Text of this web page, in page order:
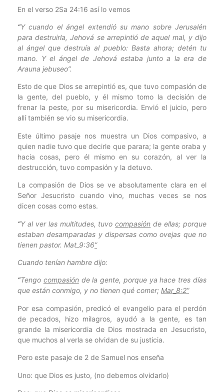
En el verso 2Sa 24:16 así lo vemos
“Y cuando el ángel extendió su mano sobre Jerusalén
para destruirla, Jehová se arrepintió de aquel mal, y dijo
al ángel que destruía al pueblo: Basta ahora; detén tu
mano. Y el ángel de Jehová estaba junto a la era de
Arauna jebuseo”.
Esto de que Dios se arrepintió es, que tuvo compasión de
la gente, del pueblo, y él mismo tomo la decisión de
frenar la peste, por su misericordia. Envió el juicio, pero
allí también se vio su misericordia.
Este último pasaje nos muestra un Dios compasivo, a
quien nadie tuvo que decirle que parara; la gente oraba y
hacia cosas, pero él mismo en su corazón, al ver la
destrucción, tuvo compasión y la detuvo.
La compasión de Dios se ve absolutamente clara en el
Señor Jesucristo cuando vino, muchas veces se nos
dicen cosas como estas.
“Y al ver las multitudes, tuvocompasión de ellas; porque
estaban desamparadas y dispersas como ovejas que no
tienen pastor. Mat_9:36”
Cuando tenían hambre dijo:
“Tengo compasiónde la gente, porque ya hace tres días
que están conmigo, y no tienen qué comer; Mar_8:2”
Por esa compasión, predicó el evangelio para el perdón
de pecados, hizo milagros, ayudó a la gente, es tan
grande la misericordia de Dios mostrada en Jesucristo,
que muchos al verla se olvidan de su justicia.
Pero este pasaje de 2 de Samuel nos enseña
Uno: que Dios es justo, (no debemos olvidarlo)